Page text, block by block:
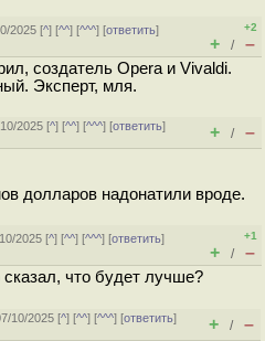
2025 [^] [^^] [^^^] [ответить]
+2
+ / –
создатель Opera и Vivaldi.
Эксперт, мля.
2025 [^] [^^] [^^^] [ответить]
+ / –
долларов надонатили вроде.
2025 [^] [^^] [^^^] [ответить]
+1
+ / –
что будет лучше?
10/2025 [^] [^^] [^^^] [ответить]
+ / –